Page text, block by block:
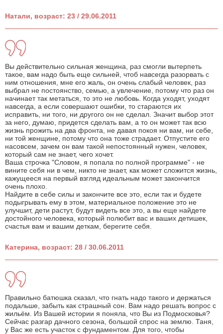
Натали, возраст: 23 / 29.06.2011
Вы действительно сильная женщина, раз смогли вытерпеть
такое, вам надо быть еще сильней, чтоб навсегда разорвать с
ним отношения, мне его жаль, он очень слабый человек, раз
выбрал не постоянство, семью, а увлечение, потому что раз он
начинает так метаться, то это не любовь. Когда уходят, уходят
навсегда, а если совершают ошибки, то стараются их
исправить, ни того, ни другого он не сделал. Значит выбор этот
за него, думаю, придется сделать вам, а то он может так всю
жизнь прожить на два фронта, не давая покоя ни вам, ни себе,
ни той женщине, потому что она тоже страдает. Отпустите его
насовсем, зачем он вам такой непостоянный нужен, человек,
который сам не знает, чего хочет.
Ваша строчка "Словом, я попала по полной программе" - не
вините себя ни в чем, никто не знает, как может сложится жизнь,
кажущееся на первый взгляд идеальным может закончится
очень плохо.
Найдите в себе силы и закончите все это, если так и будете
подыгрывать ему в этом, материальное положение это не
улучшит, дети растут, будут видеть все это, а вы еще найдете
достойного человека, который полюбит вас и ваших детишек,
счастья вам и вашим деткам, берегите себя.
Катерина, возраст: 28 / 30.06.2011
Правильно батюшка сказал, что гнать надо такого и держаться
подальше, забыть как страшный сон. Вам надо решать вопрос с
жильём. Из Вашей истории я поняла, что Вы из Подмосковья?
Сейчас разгар дачного сезона, большой спрос на землю. Таня,
у Вас же есть участок с фундаментом. Для того, чтобы